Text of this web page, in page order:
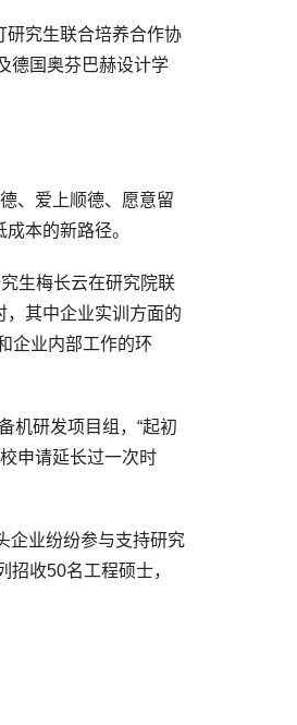
究生联合培养合作协
德国奥芬巴赫设计学
、爱上顺德、愿意留
本的新路径。
生梅长云在研究院联
其中企业实训方面的
企业内部工作的环
机研发项目组，“起初
申请延长过一次时
业纷纷参与支持研究
收50名工程硕士，